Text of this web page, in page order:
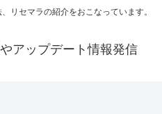
リセマラの紹介をおこなっています。
アップデート情報発信